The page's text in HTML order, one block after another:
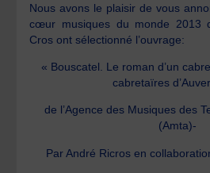
Nous avons le plaisir de vous
cœur musiques du monde 2013
Cros ont sélectionné l’ouvrage:
« Bouscatel. Le roman d’un
cabretaïres
de l’Agence des Musiques des T
(Amta)-
Par André Ricros en